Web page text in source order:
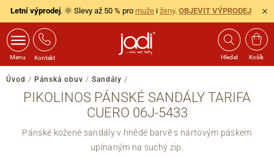
Letní výprodej. 🌞 Slevy až 50 % pro muže i ženy. OBJEVIT VÝPRODEJ
Menu Kontakt Hledat Košík
Úvod / Pánská obuv / Sandály /
PIKOLINOS PÁNSKÉ SANDÁLY TARIFA
CUERO 06J-5433
Pánské kožené sandály v hnědé barvě s nártovým páskem
upínaným na suchý zip.